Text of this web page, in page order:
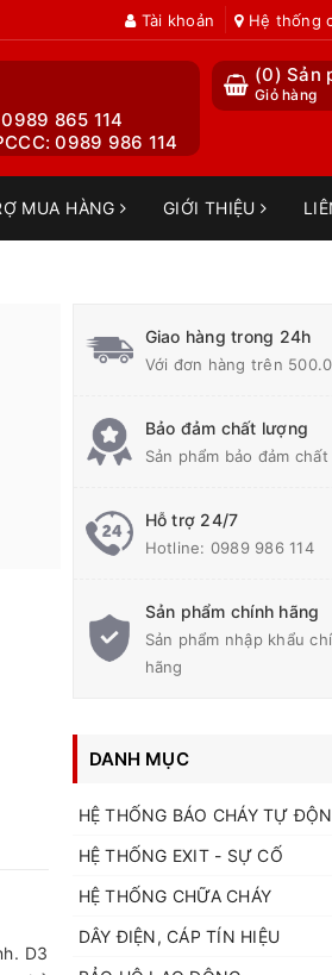
Tài khoản Hệ thống
(0) Sản
Giỏ hàng
865 114
0989 986 114
MUA HÀNG GIỚI THIỆU
D3
Giao hàng trong 24h
Với đơn hàng trên
Bảo đảm chất lượng
Sản phẩm bảo đảm
Hỗ trợ 24/7
Hotline: 0989 986 114
Sản phẩm chính hãng
Sản phẩm nhập khẩu
hãng
DANH MỤC
HỆ THỐNG BÁO CHÁY TỰ
HỆ THỐNG EXIT - SỰ CỐ
HỆ THỐNG CHỮA CHÁY
DÂY ĐIỆN, CÁP TÍN HIỆU